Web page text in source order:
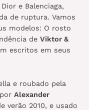
e Balenciaga,
de ruptura. Vamos
modelos: O rosto
de Viktor &
escritos em seus
e roubado pela
Alexander
verão 2010, e usado